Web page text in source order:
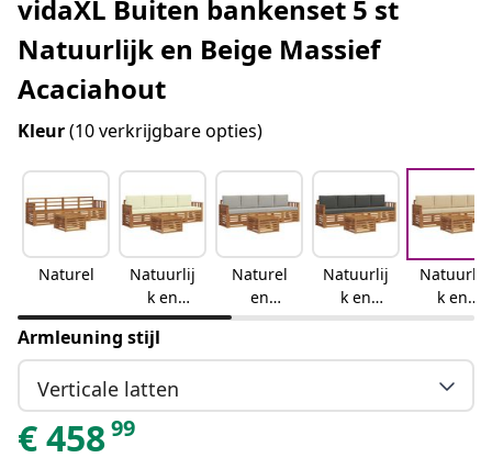
vidaXL Buiten bankenset 5 st
Natuurlijk en Beige Massief
Acaciahout
Kleur(10 verkrijgbare opties)
Naturel
Natuurlij
k en
crème
Naturel
en
lichtgrijs
Natuurlij
k en
antraciet
Natuurlij
k en
beige
Armleuning stijl
Verticale latten
€45899